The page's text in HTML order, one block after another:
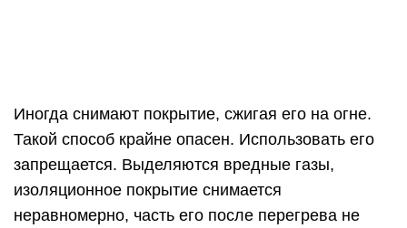
быстро и качественно.
Отличительные черты
стрипперов для снятия